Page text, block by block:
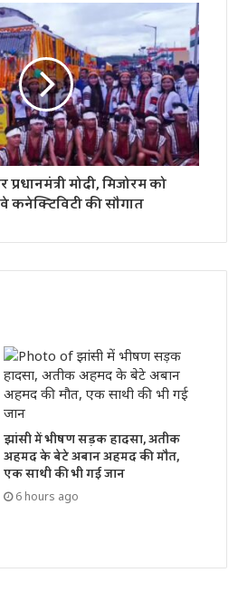
प्रधानमंत्री मोदी, मिजोरम को
कनेक्टिविटी की सौगात
झांसी में भीषण सड़क हादसा, अतीक
अहमद के बेटे अबान अहमद की मौत,
एक साथी की भी गई जान
6 hours ago